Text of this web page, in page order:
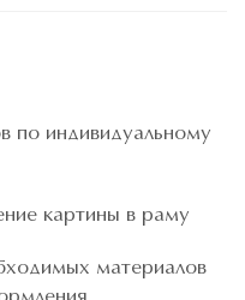
по индивидуальному
картины в раму
материалов